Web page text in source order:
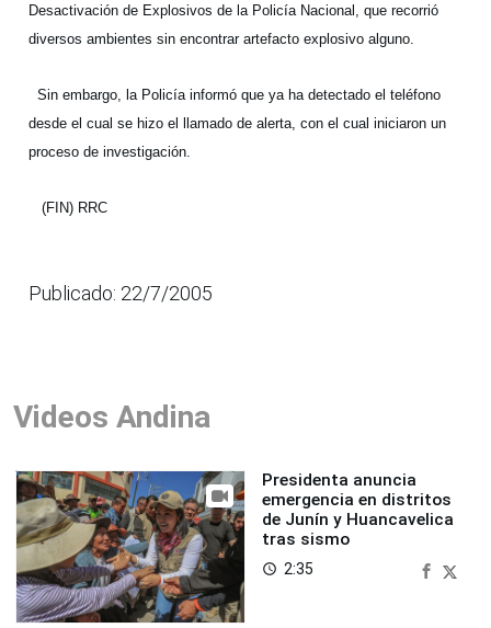
Desactivación de Explosivos de la Policía Nacional, que recorrió
diversos ambientes sin encontrar artefacto explosivo alguno.
Sin embargo, la Policía informó que ya ha detectado el teléfono
desde el cual se hizo el llamado de alerta, con el cual iniciaron un
proceso de investigación.
(FIN) RRC
Publicado: 22/7/2005
Videos Andina
Presidenta anuncia
emergencia en distritos
de Junín y Huancavelica
tras sismo
access_time 2:35